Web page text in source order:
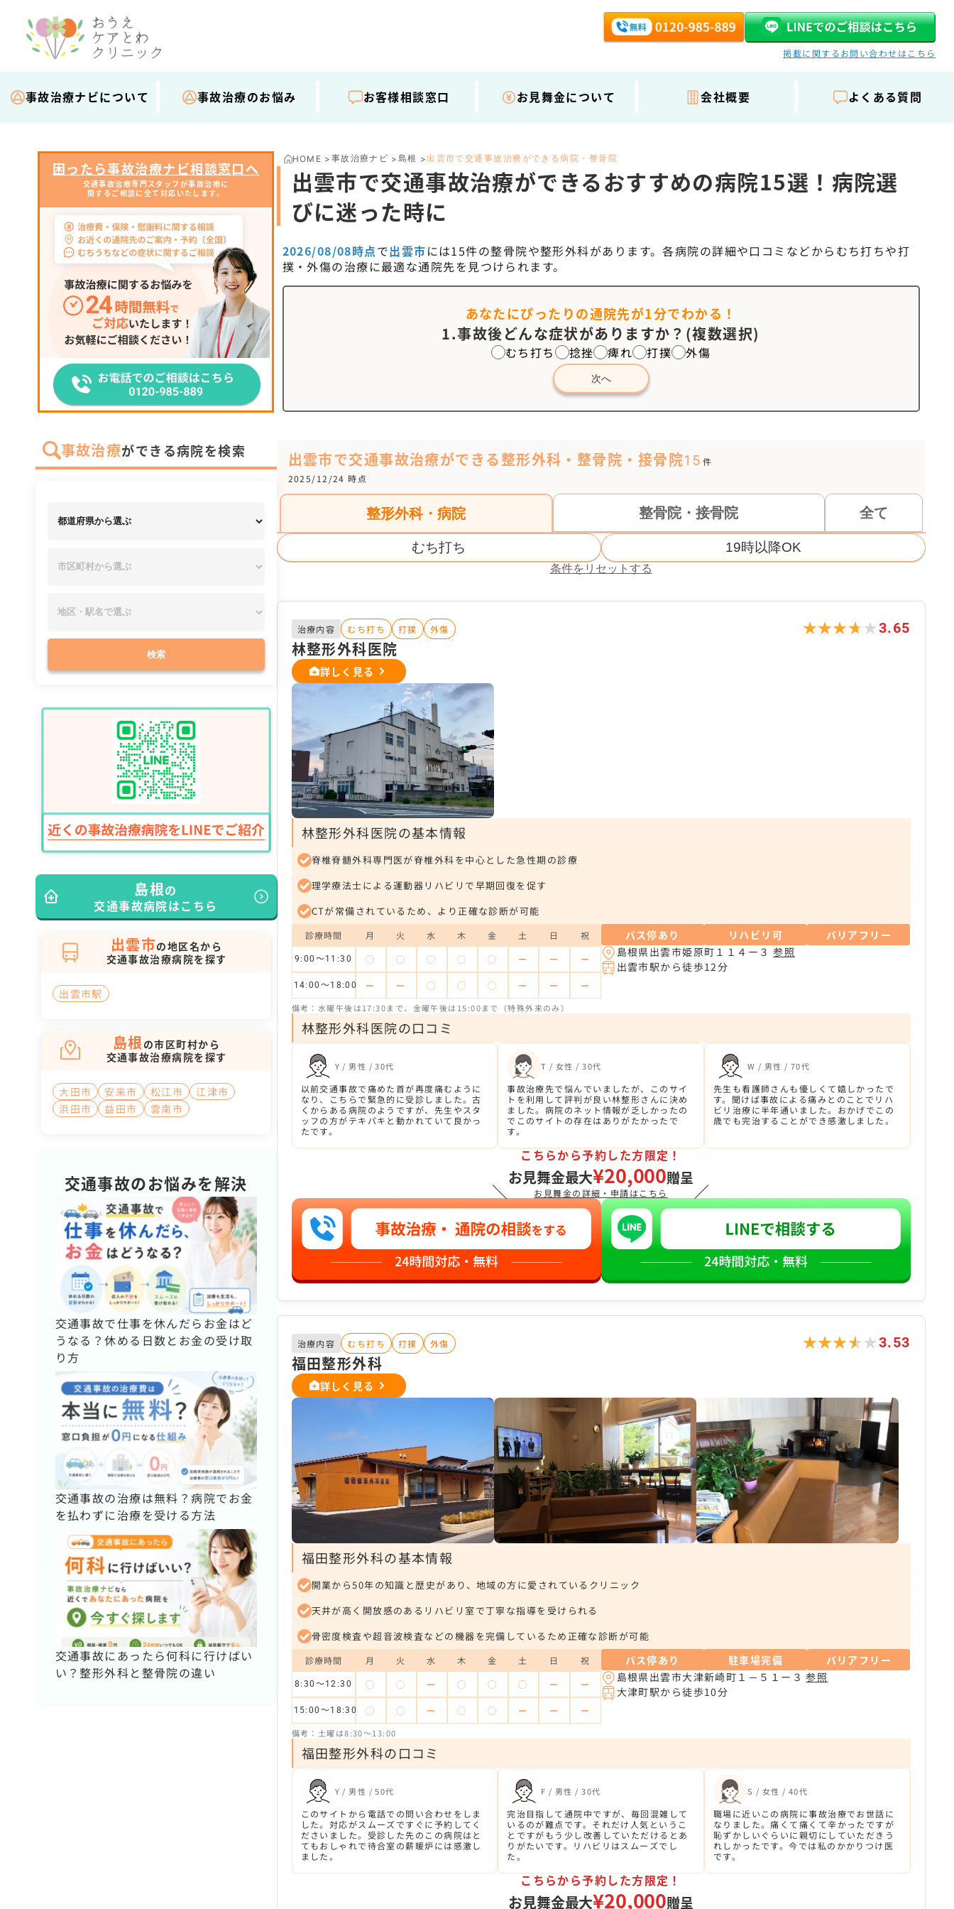
掲載に関するお問い合わせはこちら
事故治療ナビについて 事故治療のお悩み お客様相談窓口 お見舞金について 会社概要 よくある質問
HOME > 事故治療ナビ > 島根 >出雲市で交通事故治療ができる病院・整骨院
出雲市で交通事故治療ができるおすすめの病院15選！病院選
びに迷った時に
2026/08/08時点で出雲市には15件の整骨院や整形外科があります。各病院の詳細や口コミなどからむち打ちや打
撲・外傷の治療に最適な通院先を見つけられます。
あなたにぴったりの通院先が1分でわかる！
1.事故後どんな症状がありますか？(複数選択)
むち打ち 捻挫 痺れ 打撲 外傷
次へ
出雲市で交通事故治療ができる整形外科・整骨院・接骨院15 件
2025/12/24 時点
整形外科・病院 整骨院・接骨院 全て
むち打ち 19時以降OK
条件をリセットする
治療内容 むち打ち 打撲 外傷 ★★★★★
★★★★★3.65
林整形外科医院
詳しく見る
林整形外科医院の基本情報
脊椎脊髄外科専門医が脊椎外科を中心とした急性期の診療
理学療法士による運動器リハビリで早期回復を促す
CTが常備されているため、より正確な診断が可能
診療時間 月 火 水 木 金 土 日 祝
9:00～11:30 ◯ ◯ ◯ ◯ ◯ ー ー ー
14:00～18:00 ー ー ◯ ◯ ◯ ー ー ー
備考：水曜午後は17:30まで、金曜午後は15:00まで（特殊外来のみ）
バス停あり リハビリ可
バリアフリー
島根県出雲市姫原町１１４ー３参照
出雲市駅から徒歩12分
林整形外科医院の口コミ
Y / 男性 / 30代
以前交通事故で痛めた首が再度痛むように
なり、こちらで緊急的に受診しました。古
くからある病院のようですが、先生やスタ
ッフの方がテキパキと動かれていて良かっ
たです。
T / 女性 / 30代
事故治療先で悩んでいましたが、このサイ
トを利用して評判が良い林整形さんに決め
ました。病院のネット情報が乏しかったの
でこのサイトの存在はありがたかったで
す。
W / 男性 / 70代
先生も看護師さんも優しくて嬉しかったで
す。聞けば事故による痛みとのことでリハ
ビリ治療に半年通いました。おかげでこの
歳でも完治することができ感激しました。
＼
こちらから予約した方限定！
お見舞金最大¥20,000贈呈
お見舞金の詳細・申請はこちら ／
治療内容 むち打ち 打撲 外傷 ★★★★★
★★★★★3.53
福田整形外科
詳しく見る
福田整形外科の基本情報
開業から50年の知識と歴史があり、地域の方に愛されているクリニック
天井が高く開放感のあるリハビリ室で丁寧な指導を受けられる
骨密度検査や超音波検査などの機器を完備しているため正確な診断が可能
診療時間 月 火 水 木 金 土 日 祝
8:30～12:30 ◯ ◯ ー ◯ ◯ ◯ ー ー
15:00～18:30 ◯ ◯ ー ◯ ◯ ー ー ー
備考：土曜は8:30～13:00
バス停あり 駐車場完備
バリアフリー
島根県出雲市大津新崎町１－５１ー３参照
大津町駅から徒歩10分
福田整形外科の口コミ
Y / 男性 / 50代
このサイトから電話での問い合わせをしま
した。対応がスムーズですぐに予約してく
ださいました。受診した先のこの病院はと
てもおしゃれで待合室の薪暖炉には感激し
ました。
F / 男性 / 30代
完治目指して通院中ですが、毎回混雑して
いるのが難点です。それだけ人気というこ
とですがもう少し改善していただけるとあ
りがたいです。リハビリはスムーズでし
た。
S / 女性 / 40代
職場に近いこの病院に事故治療でお世話に
なりました。痛くて痛くて辛かったですが
恥ずかしいぐらいに親切にしていただきう
れしかったです。今では私のかかりつけ医
です。
こちらから予約した方限定！
お見舞金最大¥20,000贈呈
困ったら事故治療ナビ相談窓口へ
交通事故治療専門スタッフが事故治療に
関するご相談に全て対応いたします。
事故治療ができる病院を検索
検索
島根の
交通事故病院はこちら
出雲市の地区名から
交通事故治療病院を探す
出雲市駅
島根の市区町村から
交通事故治療病院を探す
大田市 安来市 松江市
江津市
浜田市
益田市 雲南市
交通事故のお悩みを解決
交通事故で仕事を休んだらお金はど
うなる？休める日数とお金の受け取
り方
交通事故の治療は無料？病院でお金
を払わずに治療を受ける方法
交通事故にあったら何科に行けばい
い？整形外科と整骨院の違い